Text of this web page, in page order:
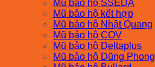
Mũ bảo hộ SSEDA
Mũ bảo hộ kết hợp
Mũ bảo hộ Nhật Quang
Mũ bảo hộ COV
Mũ bảo hộ Deltaplus
Mũ bảo hộ Dũng Phong